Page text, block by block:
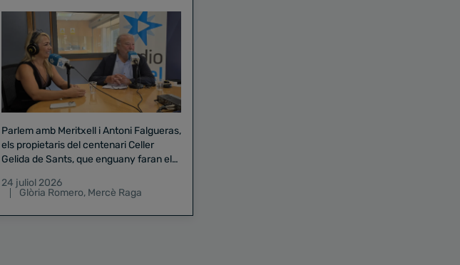
Parlem amb Meritxell i Antoni Falgueras,
els propietaris del centenari Celler
Gelida de Sants, que enguany faran el
24 juliol 2026
Glòria Romero, Mercè Raga